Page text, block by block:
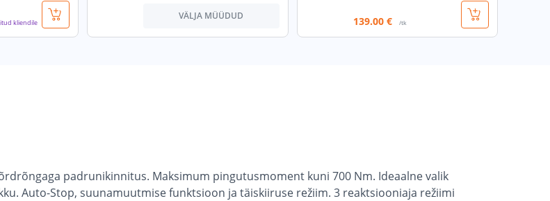
kliendile
VÄLJA MÜÜDUD 139.00 € /tk
padrunikinnitus. Maksimum pingutusmoment kuni 700 Nm. Ideaalne valik
Auto-Stop, suunamuutmise funktsioon ja täiskiiruse režiim. 3 reaktsiooniaja režiimi